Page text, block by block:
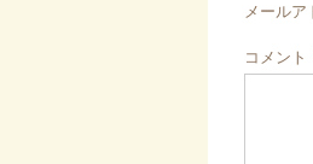
ン
メール
コメント